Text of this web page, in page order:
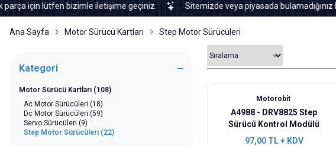
lütfen bizimle iletişime geçiniz. Sitemizde veya piyasada bulamadığınız her
Ana Sayfa Motor Sürücü Kartları Step Motor Sürücüleri
Kategori
Motor Sürücü Kartları (108)
Ac Motor Sürücüleri (18)
Dc Motor Sürücüleri (59)
Servo Sürücüleri (9)
Step Motor Sürücüleri (22)
Motorobit
A4988 - DRV8825 Step
Sürücü Kontrol Modülü
97,00TL + KDV